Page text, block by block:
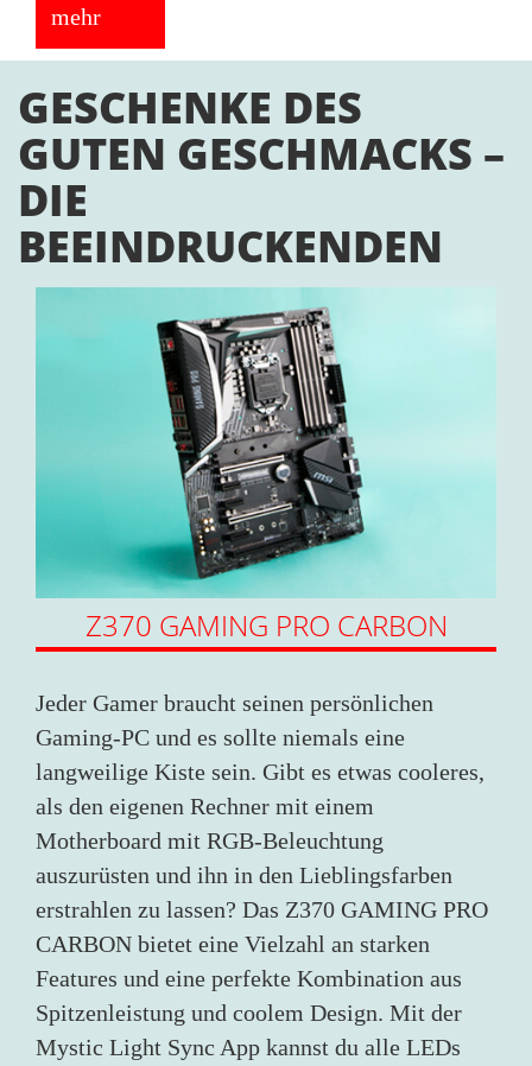
mehr
GESCHENKE DES
GUTEN GESCHMACKS –
DIE
BEEINDRUCKENDEN
Z370 GAMING PRO CARBON
Jeder Gamer braucht seinen persönlichen
Gaming-PC und es sollte niemals eine
langweilige Kiste sein. Gibt es etwas cooleres,
als den eigenen Rechner mit einem
Motherboard mit RGB-Beleuchtung
auszurüsten und ihn in den Lieblingsfarben
erstrahlen zu lassen? Das Z370 GAMING PRO
CARBON bietet eine Vielzahl an starken
Features und eine perfekte Kombination aus
Spitzenleistung und coolem Design. Mit der
Mystic Light Sync App kannst du alle LEDs